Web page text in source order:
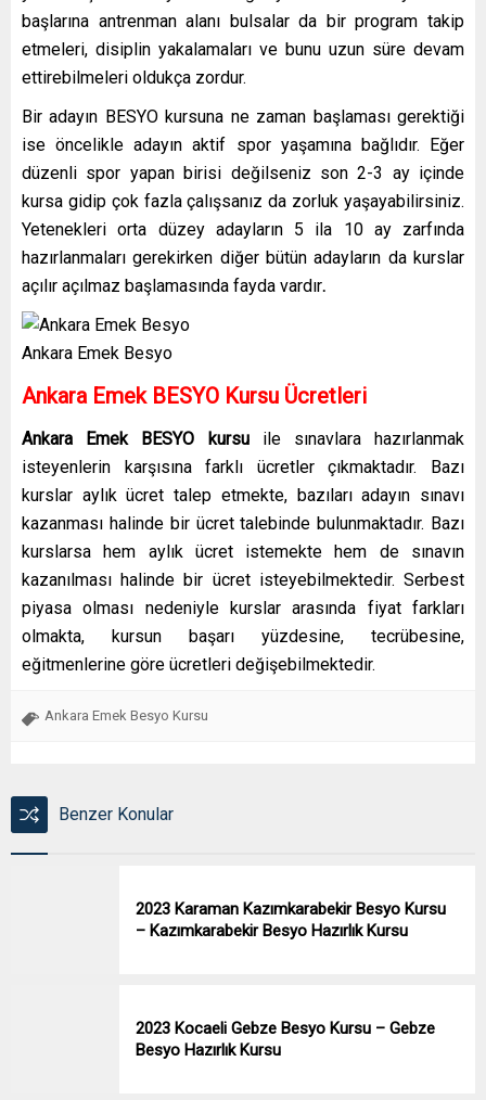
başlarına antrenman alanı bulsalar da bir program takip
etmeleri, disiplin yakalamaları ve bunu uzun süre devam
ettirebilmeleri oldukça zordur.
Bir adayın BESYO kursuna ne zaman başlaması gerektiği
ise öncelikle adayın aktif spor yaşamına bağlıdır. Eğer
düzenli spor yapan birisi değilseniz son 2-3 ay içinde
kursa gidip çok fazla çalışsanız da zorluk yaşayabilirsiniz.
Yetenekleri orta düzey adayların 5 ila 10 ay zarfında
hazırlanmaları gerekirken diğer bütün adayların da kurslar
açılır açılmaz başlamasında fayda vardır.
Ankara Emek Besyo
Ankara Emek BESYO Kursu Ücretleri
Ankara Emek BESYO kursu ile sınavlara hazırlanmak
isteyenlerin karşısına farklı ücretler çıkmaktadır. Bazı
kurslar aylık ücret talep etmekte, bazıları adayın sınavı
kazanması halinde bir ücret talebinde bulunmaktadır. Bazı
kurslarsa hem aylık ücret istemekte hem de sınavın
kazanılması halinde bir ücret isteyebilmektedir. Serbest
piyasa olması nedeniyle kurslar arasında fiyat farkları
olmakta, kursun başarı yüzdesine, tecrübesine,
eğitmenlerine göre ücretleri değişebilmektedir.
Ankara Emek Besyo Kursu
Benzer Konular
2023 Karaman Kazımkarabekir Besyo Kursu
– Kazımkarabekir Besyo Hazırlık Kursu
2023 Kocaeli Gebze Besyo Kursu – Gebze
Besyo Hazırlık Kursu